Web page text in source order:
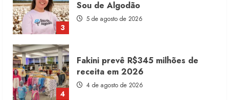
4
receita em 2026
4 de agosto de 2026
5
Projeto testa passaporte digital na
moda nacional
4 de agosto de 2026